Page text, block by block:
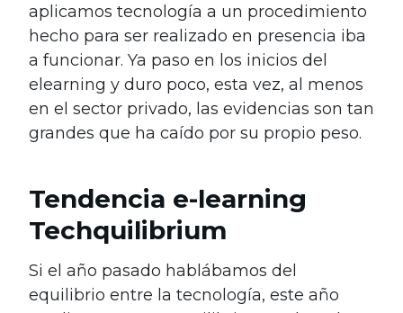
aplicamos tecnología a un procedimiento
hecho para ser realizado en presencia iba
a funcionar. Ya paso en los inicios del
elearning y duro poco, esta vez, al menos
en el sector privado, las evidencias son tan
grandes que ha caído por su propio peso.
Tendencia e-learning
Techquilibrium
Si el año pasado hablábamos del
equilibrio entre la tecnología, este año